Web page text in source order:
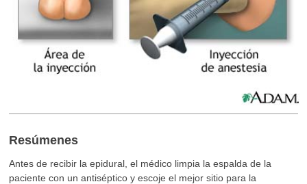
Resúmenes
Antes de recibir la epidural, el médico limpia la espalda de la
paciente con un antiséptico y escoje el mejor sitio para la